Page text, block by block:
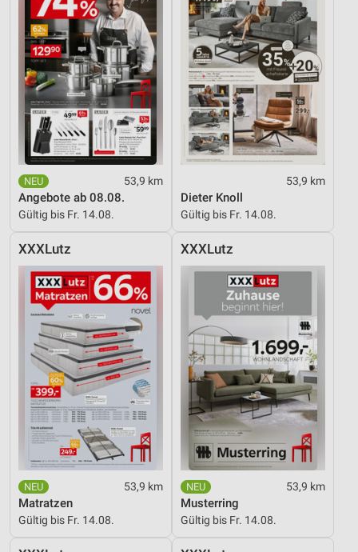
53,9 km
Angebote ab 08.08.
Gültig bis Fr. 14.08.
53,9 km
Dieter Knoll
Gültig bis Fr. 14.08.
XXXLutz
53,9 km
Matratzen
Gültig bis Fr. 14.08.
XXXLutz
53,9 km
Musterring
Gültig bis Fr. 14.08.